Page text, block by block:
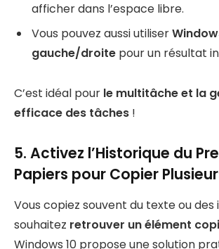
afficher dans l’espace libre.
Vous pouvez aussi utiliser
gauche/droite pour un résultat
C’est idéal pour le multitâche et la
efficace des tâches !
5. Activez l’Historique du
Papiers pour Copier
Vous copiez souvent du texte ou des
souhaitez retrouver un élément
Windows 10 propose une solution